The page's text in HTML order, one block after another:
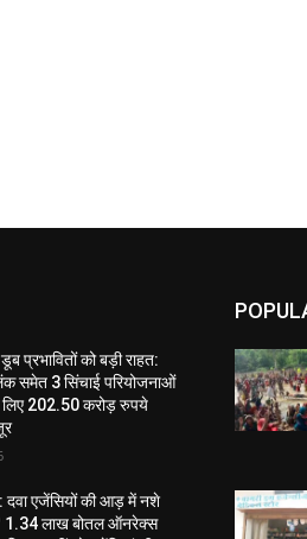
प्रभावितों को बड़ी राहत:
समेत 3 सिंचाई परियोजनाओं
लिए 202.50 करोड़ रुपये
एजेंसियों की आड़ में नशे
1.34 लाख बोतल ऑनरेक्स